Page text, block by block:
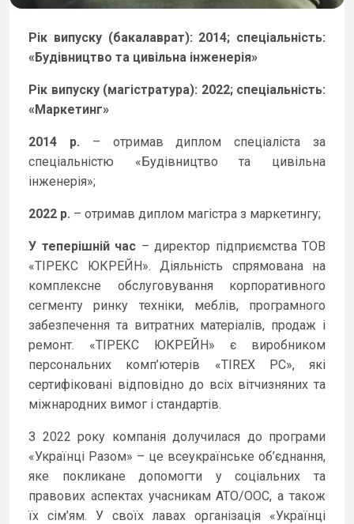
Рік випуску (бакалаврат): 2014; спеціальність:
«Будівництво та цивільна інженерія»
Рік випуску (магістратура): 2022; спеціальність:
«Маркетинг»
2014 р. – отримав диплом спеціаліста за
спеціальністю «Будівництво та цивільна
інженерія»;
2022 р. – отримав диплом магістра з маркетингу;
У теперішній час – директор підприємства ТОВ
«ТІРЕКС ЮКРЕЙН». Діяльність спрямована на
комплексне обслуговування корпоративного
сегменту ринку техніки, меблів, програмного
забезпечення та витратних матеріалів, продаж і
ремонт. «ТІРЕКС ЮКРЕЙН» є виробником
персональних комп’ютерів «TIREX PC», які
сертифіковані відповідно до всіх вітчизняних та
міжнародних вимог і стандартів.
З 2022 року компанія долучилася до програми
«Українці Разом» – це всеукраїнське об’єднання,
яке покликане допомогти у соціальних та
правових аспектах учасникам АТО/ООС, а також
їх сім’ям. У своїх лавах організація «Українці